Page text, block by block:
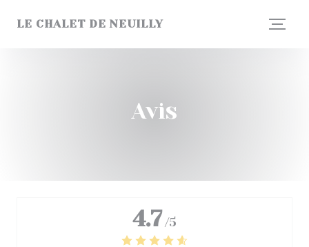
LE CHALET DE NEUILLY
Avis
4.7 /5